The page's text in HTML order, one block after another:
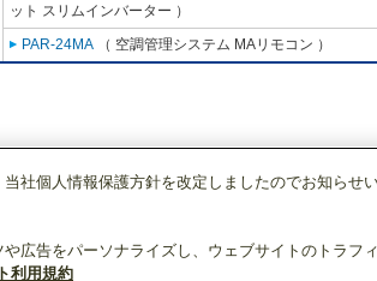
ット スリムインバーター ）
PAR-24MA （ 空調管理システム MAリモコン ）
社個人情報保護方針を改定しましたのでお知らせ
広告をパーソナライズし、ウェブサイトのトラフィ
利用規約